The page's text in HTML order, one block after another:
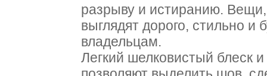
разрыву и истиранию.
выглядят дорого, стильно и
владельцам.
Легкий шелковистый блеск